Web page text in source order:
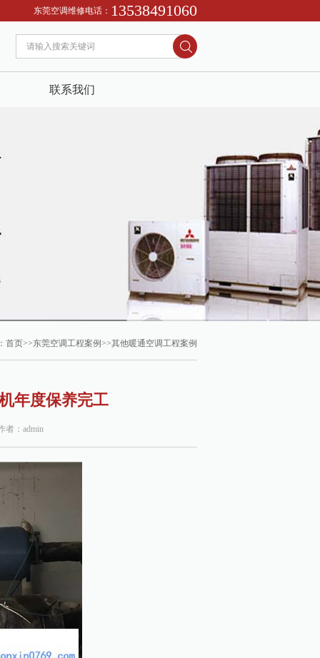
东莞空调维修电话： 13538491060
联系我们
首页>>东莞空调工程案例>>其他暖通空调工程案例
年度保养完工
者：admin